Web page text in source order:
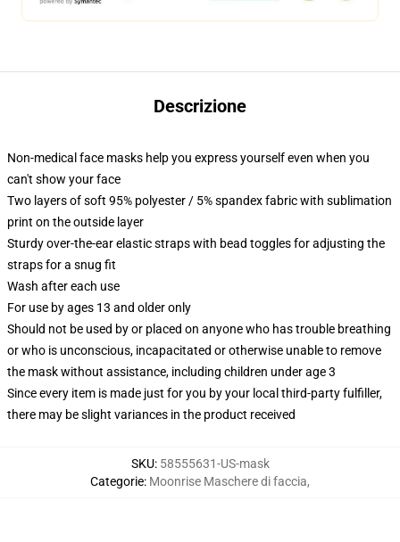
Descrizione
Non-medical face masks help you express yourself even when you
can't show your face
Two layers of soft 95% polyester / 5% spandex fabric with sublimation
print on the outside layer
Sturdy over-the-ear elastic straps with bead toggles for adjusting the
straps for a snug fit
Wash after each use
For use by ages 13 and older only
Should not be used by or placed on anyone who has trouble breathing
or who is unconscious, incapacitated or otherwise unable to remove
the mask without assistance, including children under age 3
Since every item is made just for you by your local third-party fulfiller,
there may be slight variances in the product received
SKU: 58555631-US-mask
Categorie: Moonrise Maschere di faccia,